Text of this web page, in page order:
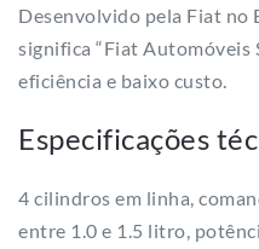
Desenvolvido pela Fiat no
significa “Fiat Automóveis
eficiência e baixo custo.
Especificações
4 cilindros em linha,
entre 1.0 e 1.5 litro,